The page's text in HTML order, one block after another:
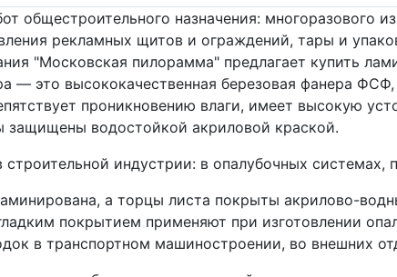
общестроительного назначения: многоразового
рекламных щитов и ограждений, тары и
"Московская пилорамма" предлагает купить
— это высококачественная березовая фанера
проникновению влаги, имеет высокую
защищены водостойкой акриловой краской.
индустрии: в опалубочных системах,
а торцы листа покрыты акрилово-
покрытием применяют при изготовлении
в транспортном машиностроении, во внешних